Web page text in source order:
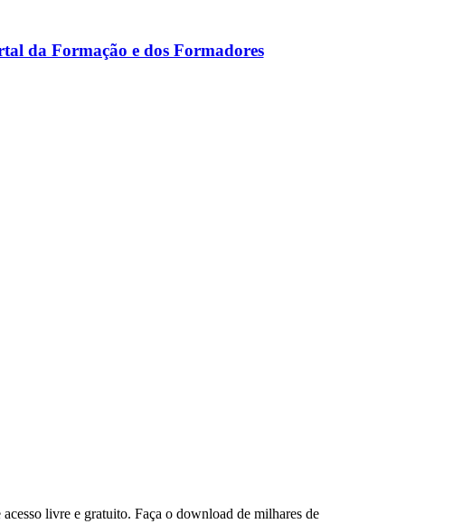
da Formação e dos Formadores
livre e gratuito. Faça o download de milhares de